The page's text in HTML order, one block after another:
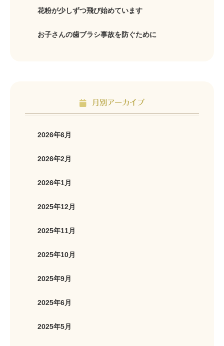
花粉が少しずつ飛び始めています
お子さんの歯ブラシ事故を防ぐために
月別アーカイブ
2026年6月
2026年2月
2026年1月
2025年12月
2025年11月
2025年10月
2025年9月
2025年6月
2025年5月